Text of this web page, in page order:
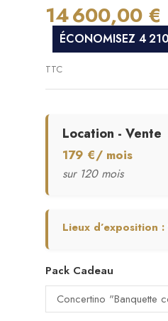
14 600,00 €
ÉCONOMISEZ 4
TTC
Location - Vente
179 €/ mois
sur 120 mois
Lieux d’exposition :
Pack Cadeau